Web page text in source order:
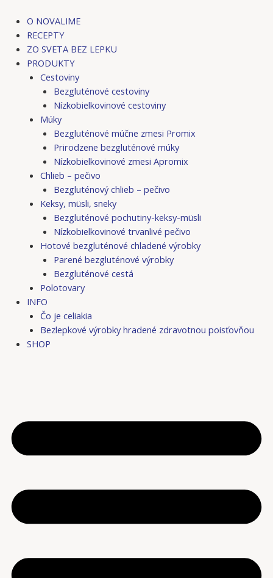
obsah
O NOVALIME
RECEPTY
ZO SVETA BEZ LEPKU
PRODUKTY
Cestoviny
Bezgluténové cestoviny
Nízkobielkovinové cestoviny
Múky
Bezgluténové múčne zmesi Promix
Prirodzene bezgluténové múky
Nízkobielkovinové zmesi Apromix
Chlieb – pečivo
Bezgluténový chlieb – pečivo
Keksy, müsli, sneky
Bezgluténové pochutiny-keksy-müsli
Nízkobielkovinové trvanlivé pečivo
Hotové bezgluténové chladené výrobky
Parené bezgluténové výrobky
Bezgluténové cestá
Polotovary
INFO
Čo je celiakia
Bezlepkové výrobky hradené zdravotnou poisťovňou
SHOP